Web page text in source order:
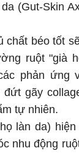
(Gut-Skin
chất béo tốt
ruột "già
phản ứng
gãy
tự nhiên.
làn da)
nhu động